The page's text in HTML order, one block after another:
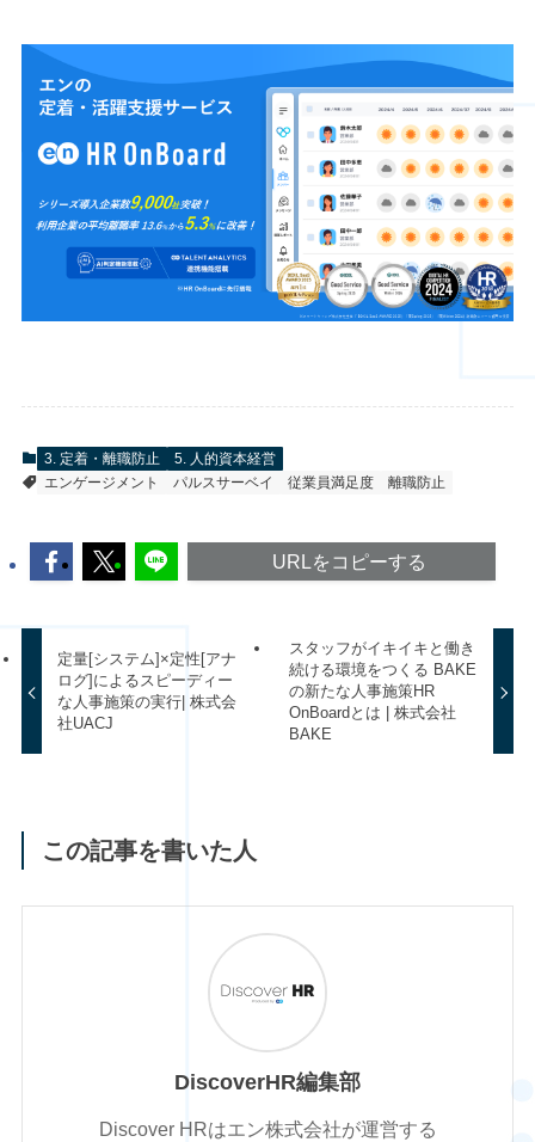
3. 定着・離職防止
5. 人的資本経営
エンゲージメント
パルスサーベイ 従業員満足度 離職防止
URLをコピーする
定量[システム]×定性[アナ
ログ]によるスピーディー
な人事施策の実行| 株式会
社UACJ
スタッフがイキイキと働き
続ける環境をつくる BAKE
の新たな人事施策HR
OnBoardとは | 株式会社
BAKE
この記事を書いた人
DiscoverHR編集部
Discover HRはエン株式会社が運営する